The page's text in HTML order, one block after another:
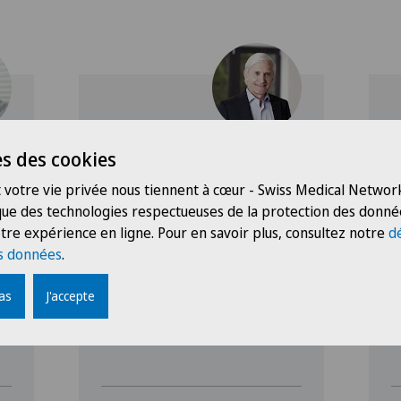
Dr méd. Georges-
Antoine de Boccard
Spécialisation
Urologie
des cookies
vie privée nous tiennent à cœur - Swiss Medical
des technologies respectueuses de la protection des
expérience en ligne. Pour en savoir plus, consultez notre
données.
J'accepte